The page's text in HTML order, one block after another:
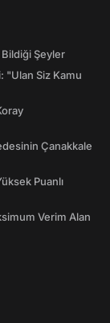
Şeyler
"Ulan Siz Kamu
Çanakkale
Puanlı
Verim Alan